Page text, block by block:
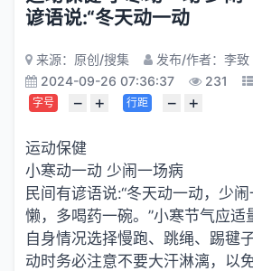
谚语说:“冬天动一动
来源：原创/搜集
发布/作者：李致
2024-09-26 07:36:37
231
字号 − + 行距 − +
运动保健
小寒动一动 少闹一场病
民间有谚语说:“冬天动一动，少
懒，多喝药一碗。”小寒节气应适
自身情况选择慢跑、跳绳、踢毽
动时务必注意不要大汗淋漓，以